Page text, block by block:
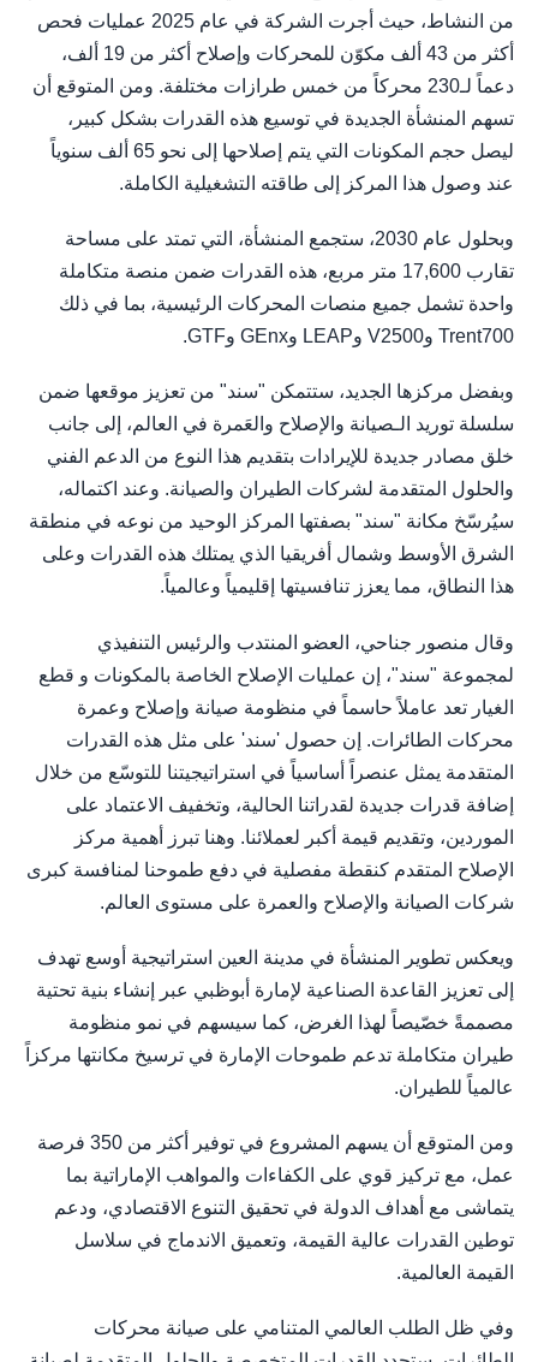
من النشاط، حيث أجرت الشركة في عام 2025 عمليات فحص
أكثر من 43 ألف مكوّن للمحركات وإصلاح أكثر من 19 ألف،
دعماً لـ230 محركاً من خمس طرازات مختلفة. ومن المتوقع أن
تسهم المنشأة الجديدة في توسيع هذه القدرات بشكل كبير،
ليصل حجم المكونات التي يتم إصلاحها إلى نحو 65 ألف سنوياً
عند وصول هذا المركز إلى طاقته التشغيلية الكاملة.
وبحلول عام 2030، ستجمع المنشأة، التي تمتد على مساحة
تقارب 17,600 متر مربع، هذه القدرات ضمن منصة متكاملة
واحدة تشمل جميع منصات المحركات الرئيسية، بما في ذلك
Trent700 وV2500 وLEAP وGEnx وGTF.
وبفضل مركزها الجديد، ستتمكن "سند" من تعزيز موقعها ضمن
سلسلة توريد الـصيانة والإصلاح والعَمرة في العالم، إلى جانب
خلق مصادر جديدة للإيرادات بتقديم هذا النوع من الدعم الفني
والحلول المتقدمة لشركات الطيران والصيانة. وعند اكتماله،
سيُرسّخ مكانة "سند" بصفتها المركز الوحيد من نوعه في منطقة
الشرق الأوسط وشمال أفريقيا الذي يمتلك هذه القدرات وعلى
هذا النطاق، مما يعزز تنافسيتها إقليمياً وعالمياً.
وقال منصور جناحي، العضو المنتدب والرئيس التنفيذي
لمجموعة "سند"، إن عمليات الإصلاح الخاصة بالمكونات و قطع
الغيار تعد عاملاً حاسماً في منظومة صيانة وإصلاح وعمرة
محركات الطائرات. إن حصول 'سند' على مثل هذه القدرات
المتقدمة يمثل عنصراً أساسياً في استراتيجيتنا للتوسّع من خلال
إضافة قدرات جديدة لقدراتنا الحالية، وتخفيف الاعتماد على
الموردين، وتقديم قيمة أكبر لعملائنا. وهنا تبرز أهمية مركز
الإصلاح المتقدم كنقطة مفصلية في دفع طموحنا لمنافسة كبرى
شركات الصيانة والإصلاح والعمرة على مستوى العالم.
ويعكس تطوير المنشأة في مدينة العين استراتيجية أوسع تهدف
إلى تعزيز القاعدة الصناعية لإمارة أبوظبي عبر إنشاء بنية تحتية
مصممةً خصّيصاً لهذا الغرض، كما سيسهم في نمو منظومة
طيران متكاملة تدعم طموحات الإمارة في ترسيخ مكانتها مركزاً
عالمياً للطيران.
ومن المتوقع أن يسهم المشروع في توفير أكثر من 350 فرصة
عمل، مع تركيز قوي على الكفاءات والمواهب الإماراتية بما
يتماشى مع أهداف الدولة في تحقيق التنوع الاقتصادي، ودعم
توطين القدرات عالية القيمة، وتعميق الاندماج في سلاسل
القيمة العالمية.
وفي ظل الطلب العالمي المتنامي على صيانة محركات